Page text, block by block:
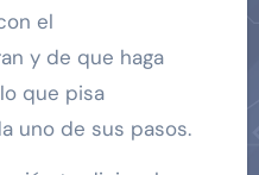
el
y de que haga
que pisa
uno de sus pasos.